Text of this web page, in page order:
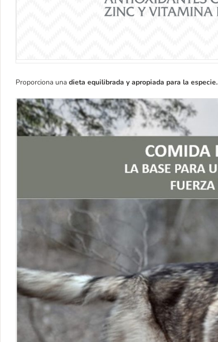
Proporciona una dieta equilibrada y apropiada para la especie.